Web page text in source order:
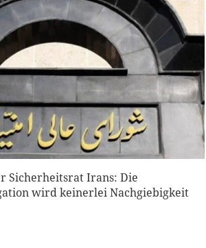
Sicherheitsrat Irans: Die
wird keinerlei Nachgiebigkeit